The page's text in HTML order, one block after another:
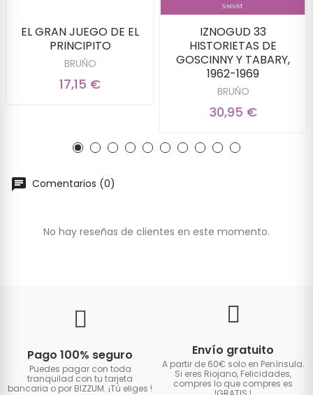
EL GRAN JUEGO DE EL
PRINCIPITO
BRUÑO
17,15 €
IZNOGUD 33
HISTORIETAS DE
GOSCINNY Y TABARY,
1962-1969
BRUÑO
30,95 €
Comentarios (0)
No hay reseñas de clientes en este momento.
Pago 100% seguro
Puedes pagar con toda
tranquilad con tu tarjeta
bancaria o por BIZZUM. ¡Tú eliges !
Envío gratuito
A partir de 60€ solo en Península.
Si eres Riojano, Felicidades,
compres lo que compres es